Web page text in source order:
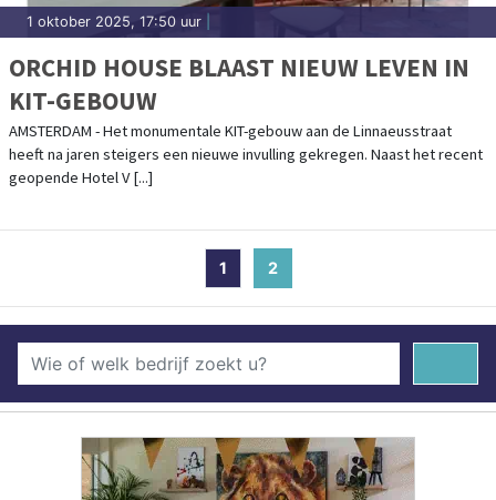
1 oktober 2025, 17:50 uur
ORCHID HOUSE BLAAST NIEUW LEVEN IN
KIT-GEBOUW
AMSTERDAM - Het monumentale KIT-gebouw aan de Linnaeusstraat
heeft na jaren steigers een nieuwe invulling gekregen. Naast het recent
geopende Hotel V [...]
1 2(current)